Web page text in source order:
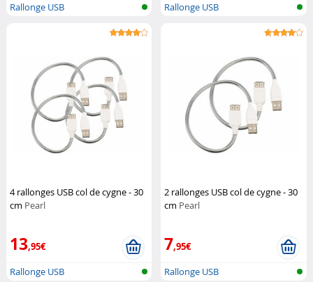
Rallonge USB
Rallonge USB
4 rallonges USB col de cygne - 30
cm Pearl
13,95€
Rallonge USB
2 rallonges USB col de cygne - 30
cm Pearl
7,95€
Rallonge USB